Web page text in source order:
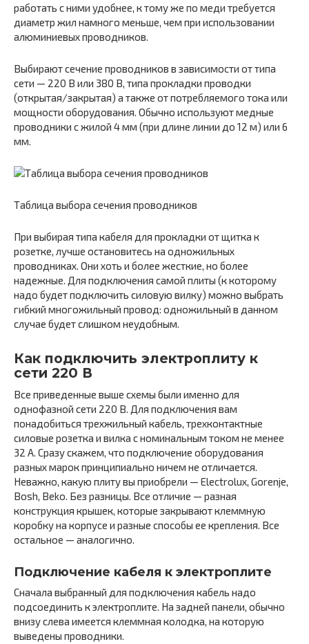
работать с ними удобнее, к тому же по меди требуется
диаметр жил намного меньше, чем при использовании
алюминиевых проводников.
Выбирают сечение проводников в зависимости от типа
сети — 220 В или 380 В, типа прокладки проводки
(открытая/закрытая) а также от потребляемого тока или
мощности оборудования. Обычно используют медные
проводники с жилой 4 мм (при длине линии до 12 м) или 6
мм.
Таблица выбора сечения проводников
При выбирая типа кабеля для прокладки от щитка к
розетке, лучше остановитесь на одножильных
проводниках. Они хоть и более жесткие, но более
надежные. Для подключения самой плиты (к которому
надо будет подключить силовую вилку) можно выбрать
гибкий многожильный провод: одножильный в данном
случае будет слишком неудобным.
Как подключить электроплиту к
сети 220 В
Все приведенные выше схемы были именно для
однофазной сети 220 В. Для подключения вам
понадобиться трехжильный кабель, трехконтактные
силовые розетка и вилка с номинальным током не менее
32 А. Сразу скажем, что подключение оборудования
разных марок принципиально ничем не отличается.
Неважно, какую плиту вы приобрели — Electrolux, Gorenje,
Bosh, Beko. Без разницы. Все отличие — разная
конструкция крышек, которые закрывают клеммную
коробку на корпусе и разные способы ее крепления. Все
остальное — аналогично.
Подключение кабеля к электроплите
Сначала выбранный для подключения кабель надо
подсоединить к электроплите. На задней панели, обычно
внизу слева имеется клеммная колодка, на которую
выведены проводники.